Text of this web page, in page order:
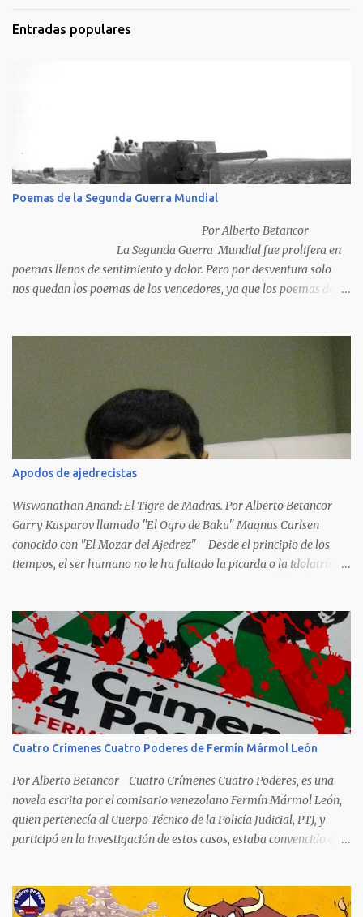
Entradas populares
Poemas de la Segunda Guerra Mundial
Por Alberto Betancor
La Segunda Guerra Mundial fue prolifera en
poemas llenos de sentimiento y dolor. Pero por desventura solo
nos quedan los poemas de los vencedores, ya que los poemas de
acariciaron la causa nacional socialista, sus nombres con sus
Apodos de ajedrecistas
Wiswanathan Anand: El Tigre de Madras. Por Alberto Betancor
Garry Kasparov llamado "El Ogro de Baku" Magnus Carlsen
conocido con "El Mozar del Ajedrez" Desde el principio de los
tiempos, el ser humano no le ha faltado la picarda o la idolatría
hemos tenido una serie de apodos para las estrellas del ajedrez, en
algunos casos muy originales. Aquí les dejo una breve lista con
algunos de los nombres de los más destacados. Siegbert Tarrasch:
El Preceptor Germánico y el Hércules de los Torneos. Joseph
Henrry Blackburne: La Muerte Negra. Wiswanathan Anand: El
Tigre de Madras. Tiran Petrosian: Boa Constrictora, El Tigre de
Hierro. El Maestro de la Defensa, El Ministro de la Defensa. El
Karpov. El gélido Tolia. Garry Kasparov: El Ogro de Baku...
Cuatro Crímenes Cuatro Poderes de Fermín Mármol León
Por Alberto Betancor Cuatro Crímenes Cuatro Poderes, es una
novela escrita por el comisario venezolano Fermín Mármol León,
quien pertenecía al Cuerpo Técnico de la Policía Judicial, PTJ, y
participó en la investigación de estos casos, estaba convencido que
Aunque la narración no es precisamente una obra literaria, esta